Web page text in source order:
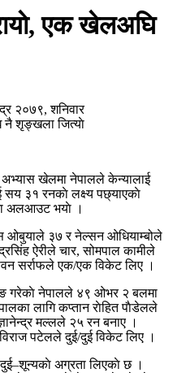
एक खेलअघि
२०७९, शनिवार
खेलमा नेपालले केन्यालाई
३१ रनकाे लक्ष्य पछ्याएकाे
अलआउट भयाे ।
ओबुयाले ३७ र नेल्सन ओधियाम्बोले
ऐरीले चार, सोमपाल कामीले
सर्राफले एक/एक विकेट लिए ।
गरेकाे नेपालले ४९ ओभर २ बलमा
लागि कप्तान राेहित पाैडेलले
मल्लले २५ रन बनाए ।
पटेलले दुई/दुई विकेट लिए ।
अग्रता लिएकाे छ ।